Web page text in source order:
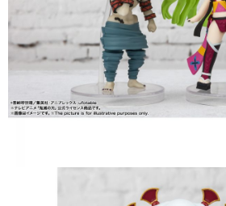
每筆NT$65，滿NT$1,300(含以上)免運費
宅配-木棉花樂園專用
每筆NT$100，滿NT$1,300(含以上)免運費
宅配-離島(澎湖/金門/馬祖)-木棉花樂園專用
每筆NT$220
每筆NT$150